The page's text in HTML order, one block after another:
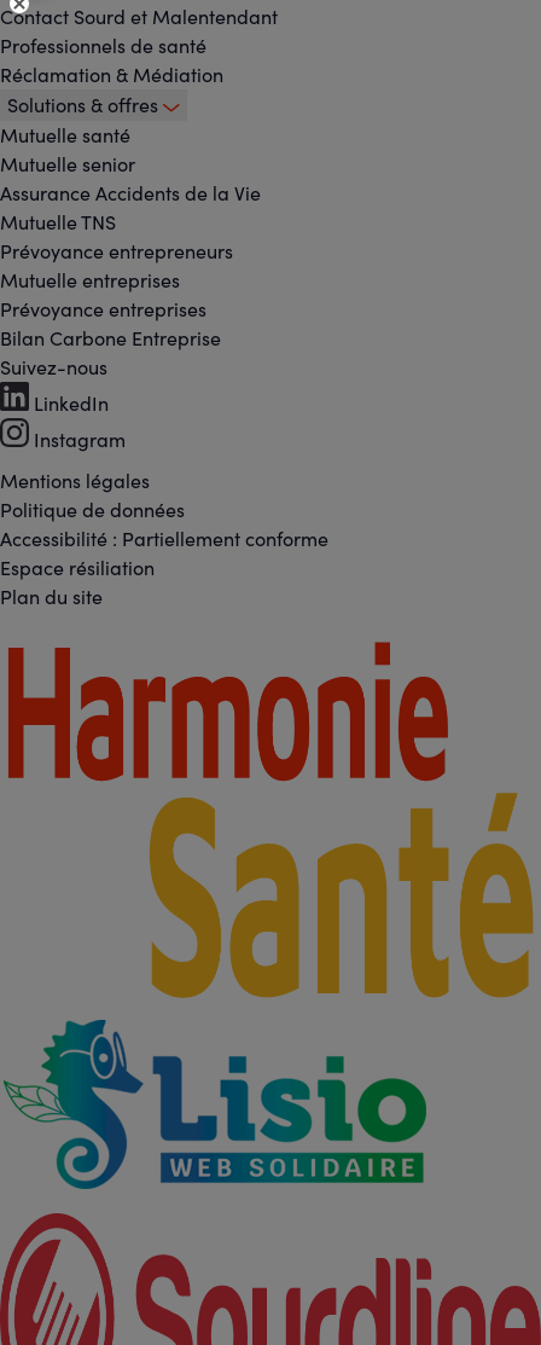
Contact Sourd et Malentendant
Professionnels de santé
Réclamation & Médiation
Solutions & offres
Mutuelle santé
Mutuelle senior
Assurance Accidents de la Vie
Mutuelle TNS
Prévoyance entrepreneurs
Mutuelle entreprises
Prévoyance entreprises
Bilan Carbone Entreprise
Footer
-
Réseaux
sociaux
Suivez-nous
LinkedIn
Instagram
Footer
-
Liens
légaux
Mentions légales
Politique de données
Accessibilité : Partiellement conforme
Espace résiliation
Plan du site
Footer
Partenaires